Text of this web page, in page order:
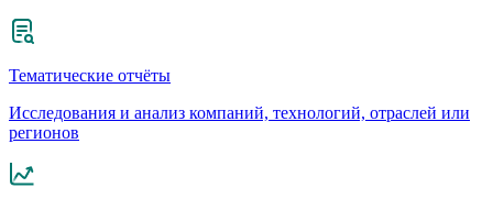
Тематические отчёты
Исследования и анализ компаний, технологий, отраслей или
регионов